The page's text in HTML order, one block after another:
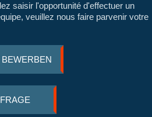
saisir l'opportunité d'effectuer un
veuillez nous faire parvenir votre